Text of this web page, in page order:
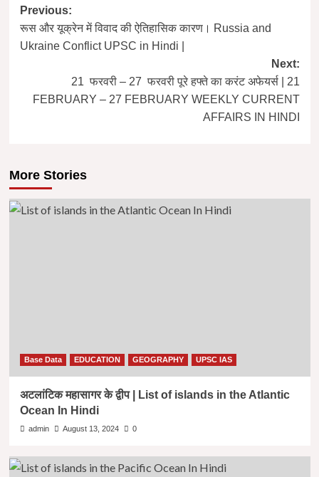
Post
navigation
Previous:
रूस और यूक्रेन में विवाद की ऐतिहासिक कारण। Russia and
Ukraine Conflict UPSC in Hindi |
Next:
21 फरवरी – 27 फरवरी पूरे हफ्ते का करंट अफेयर्स | 21
FEBRUARY – 27 FEBRUARY WEEKLY CURRENT
AFFAIRS IN HINDI
More Stories
Base Data EDUCATION GEOGRAPHY UPSC IAS
अटलांटिक महासागर के द्वीप | List of islands in the Atlantic
Ocean In Hindi
admin August 13, 2024 0